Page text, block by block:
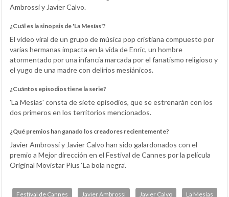
Ambrossi y Javier Calvo.
¿Cuál es la sinopsis de 'La Mesías'?
El vídeo viral de un grupo de música pop cristiana compuesto por
varias hermanas impacta en la vida de Enric, un hombre
atormentado por una infancia marcada por el fanatismo religioso y
el yugo de una madre con delirios mesiánicos.
¿Cuántos episodios tiene la serie?
'La Mesías' consta de siete episodios, que se estrenarán con los
dos primeros en los territorios mencionados.
¿Qué premios han ganado los creadores recientemente?
Javier Ambrossi y Javier Calvo han sido galardonados con el
premio a Mejor dirección en el Festival de Cannes por la película
Original Movistar Plus ‘La bola negra’.
Festival de Cannes Javier Ambrossi Javier Calvo La Mesías